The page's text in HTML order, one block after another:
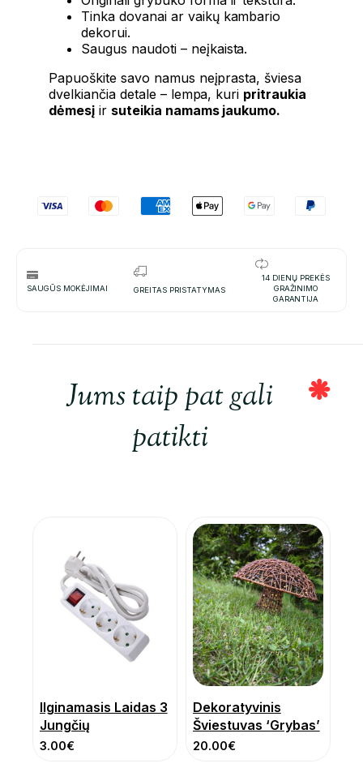
Tinka dovanai ar vaikų kambario
dekorui.
Saugus naudoti – neįkaista.
Papuoškite savo namus neįprasta, šviesa
dvelkiančia detale – lempa, kuri pritraukia
dėmesįir suteikia namams jaukumo.
SAUGŪS MOKĖJIMAI GREITAS PRISTATYMAS
14 DIENŲ PREKĖS
GRAŽINIMO
GARANTIJA
Jums taip pat gali
patikti
Ilginamasis Laidas 3
Jungčių
3.00€
Dekoratyvinis
Šviestuvas ‘Grybas’
20.00€